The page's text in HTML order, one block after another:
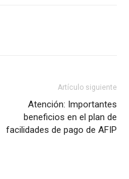
Artículo siguiente
Atención: Importantes
beneficios en el plan de
facilidades de pago de AFIP